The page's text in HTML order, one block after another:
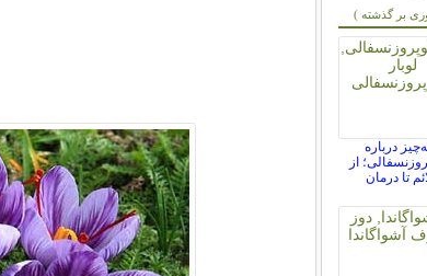
بر گذشته )
درباره
از
تا درمان